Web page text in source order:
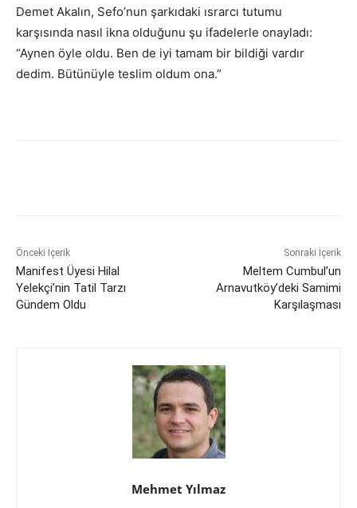
Demet Akalın, Sefo’nun şarkıdaki ısrarcı tutumu
karşısında nasıl ikna olduğunu şu ifadelerle onayladı:
“Aynen öyle oldu. Ben de iyi tamam bir bildiği vardır
dedim. Bütünüyle teslim oldum ona.”
Önceki İçerik
Manifest Üyesi Hilal
Yelekçi’nin Tatil Tarzı
Gündem Oldu
Sonraki İçerik
Meltem Cumbul’un
Arnavutköy’deki Samimi
Karşılaşması
Mehmet Yılmaz